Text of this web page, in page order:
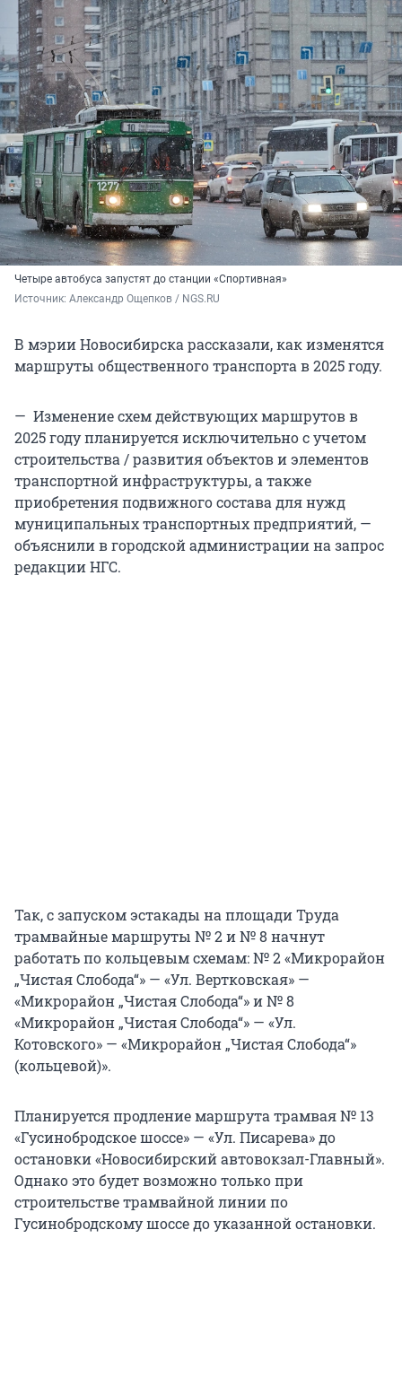
Четыре автобуса запустят до станции «Спортивная»
Источник: Александр Ощепков / NGS.RU
В мэрии Новосибирска рассказали, как изменятся
маршруты общественного транспорта в 2025 году.
— Изменение схем действующих маршрутов в
2025 году планируется исключительно с учетом
строительства / развития объектов и элементов
транспортной инфраструктуры, а также
приобретения подвижного состава для нужд
муниципальных транспортных предприятий, —
объяснили в городской администрации на запрос
редакции НГС.
Так, с запуском эстакады на площади Труда
трамвайные маршруты № 2 и № 8 начнут
работать по кольцевым схемам: № 2 «Микрорайон
„Чистая Слобода“» — «Ул. Вертковская» —
«Микрорайон „Чистая Слобода“» и № 8
«Микрорайон „Чистая Слобода“» — «Ул.
Котовского» — «Микрорайон „Чистая Слобода“»
(кольцевой)».
Планируется продление маршрута трамвая № 13
«Гусинобродское шоссе» — «Ул. Писарева» до
остановки «Новосибирский автовокзал-Главный».
Однако это будет возможно только при
строительстве трамвайной линии по
Гусинобродскому шоссе до указанной остановки.